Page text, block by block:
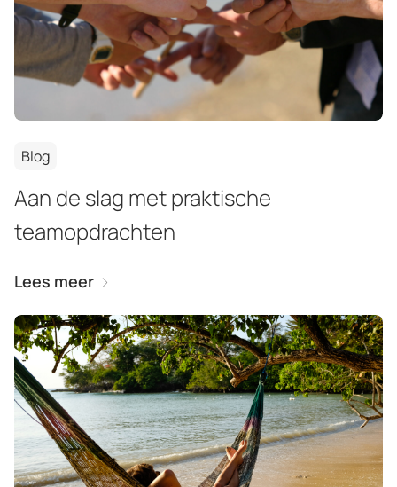
Blog
Aan de slag met praktische
teamopdrachten
Lees meer